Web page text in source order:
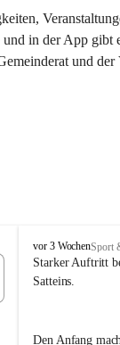
in der App gibt
und der
F
r
e
vor 3 WochenSport
Starker Auftritt
Satteins.
Den Anfang